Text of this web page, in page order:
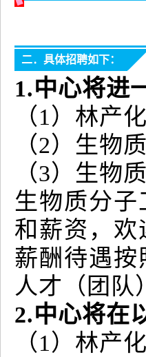
二．具体招聘如下：
1.中心将进
（1）林产
（2）生物
（3）生物
生物质分
和薪资，
薪酬待遇
人才（团队
2.中心将在
（1）林产